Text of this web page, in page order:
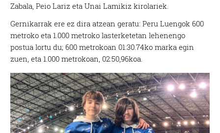
Zabala, Peio Lariz eta Unai Lamikiz kirolariek.
Gernikarrak ere ez dira atzean geratu: Peru Luengok 600
metroko eta 1.000 metroko lasterketetan lehenengo
postua lortu du; 600 metrokoan 01:30.74ko marka egin
zuen, eta 1.000 metrokoan, 02:50,96koa.